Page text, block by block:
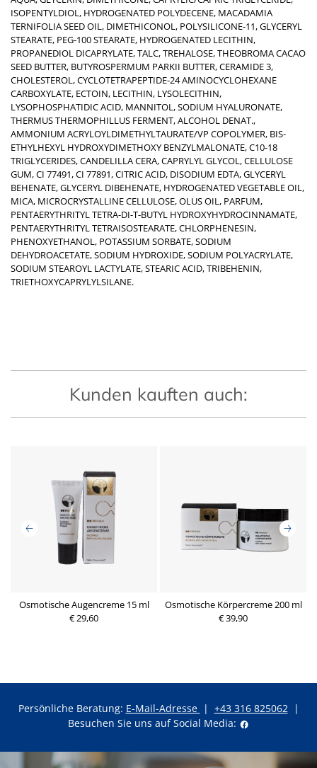
ISOPENTYLDIOL, HYDROGENATED POLYDECENE, MACADAMIA
TERNIFOLIA SEED OIL, DIMETHICONOL, POLYSILICONE-11, GLYCERYL
STEARATE, PEG-100 STEARATE, HYDROGENATED LECITHIN,
PROPANEDIOL DICAPRYLATE, TALC, TREHALOSE, THEOBROMA CACAO
SEED BUTTER, BUTYROSPERMUM PARKII BUTTER, CERAMIDE 3,
CHOLESTEROL, CYCLOTETRAPEPTIDE-24 AMINOCYCLOHEXANE
CARBOXYLATE, ECTOIN, LECITHIN, LYSOLECITHIN,
LYSOPHOSPHATIDIC ACID, MANNITOL, SODIUM HYALURONATE,
THERMUS THERMOPHILLUS FERMENT, ALCOHOL DENAT.,
AMMONIUM ACRYLOYLDIMETHYLTAURATE/VP COPOLYMER, BIS-
ETHYLHEXYL HYDROXYDIMETHOXY BENZYLMALONATE, C10-18
TRIGLYCERIDES, CANDELILLA CERA, CAPRYLYL GLYCOL, CELLULOSE
GUM, CI 77491, CI 77891, CITRIC ACID, DISODIUM EDTA, GLYCERYL
BEHENATE, GLYCERYL DIBEHENATE, HYDROGENATED VEGETABLE OIL,
MICA, MICROCRYSTALLINE CELLULOSE, OLUS OIL, PARFUM,
PENTAERYTHRITYL TETRA-DI-T-BUTYL HYDROXYHYDROCINNAMATE,
PENTAERYTHRITYL TETRAISOSTEARATE, CHLORPHENESIN,
PHENOXYETHANOL, POTASSIUM SORBATE, SODIUM
DEHYDROACETATE, SODIUM HYDROXIDE, SODIUM POLYACRYLATE,
SODIUM STEAROYL LACTYLATE, STEARIC ACID, TRIBEHENIN,
TRIETHOXYCAPRYLYLSILANE.
Kunden kauften auch:
Osmotische Augencreme 15 ml
€ 29,60
Osmotische Körpercreme 200 ml
€ 39,90
Persönliche Beratung: E-Mail-Adresse | +43 316 825062|
Besuchen Sie uns auf Social Media: